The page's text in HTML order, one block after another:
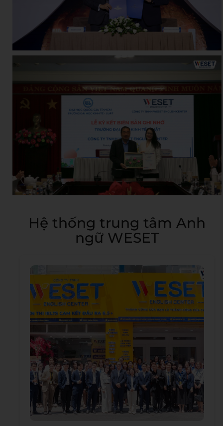
Hệ thống trung tâm Anh
ngữ WESET